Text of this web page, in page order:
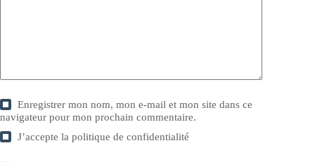
Enregistrer mon nom, mon e-mail et mon site dans ce
navigateur pour mon prochain commentaire.
J’accepte lapolitique de confidentialité